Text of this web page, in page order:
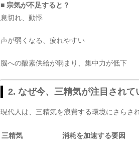
■ 宗気が不足すると？
息切れ、動悸
声が弱くなる、疲れやすい
脳への酸素供給が弱まり、集中力が低下
2. なぜ今、三精気が注目されて
現代人は、三精気を浪費する環境にさらさ
三精気
消耗を加速する要因